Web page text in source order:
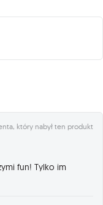
który nabył ten produkt
fun! Tylko im